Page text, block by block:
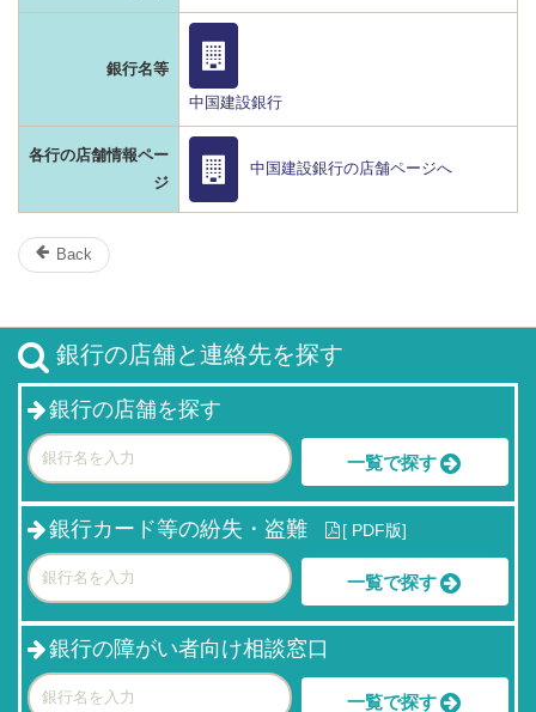
銀行名等
中国建設銀行
各行の店舗情報ペー
ジ
中国建設銀行の店舗ページへ
Back
銀行の店舗と連絡先を探す
銀行の店舗を探す
一覧で探す
銀行カード等の紛失・盗難 [ PDF版]
一覧で探す
銀行の障がい者向け相談窓口
一覧で探す